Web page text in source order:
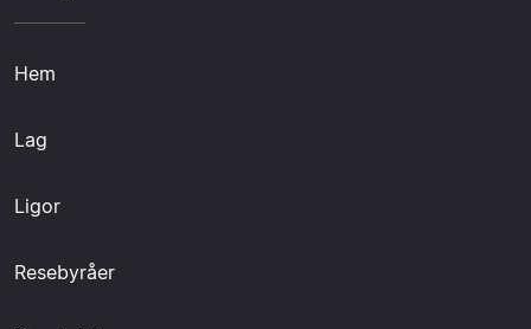
Hem
Lag
Ligor
Resebyråer